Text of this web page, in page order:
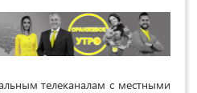
телеканалам с местными